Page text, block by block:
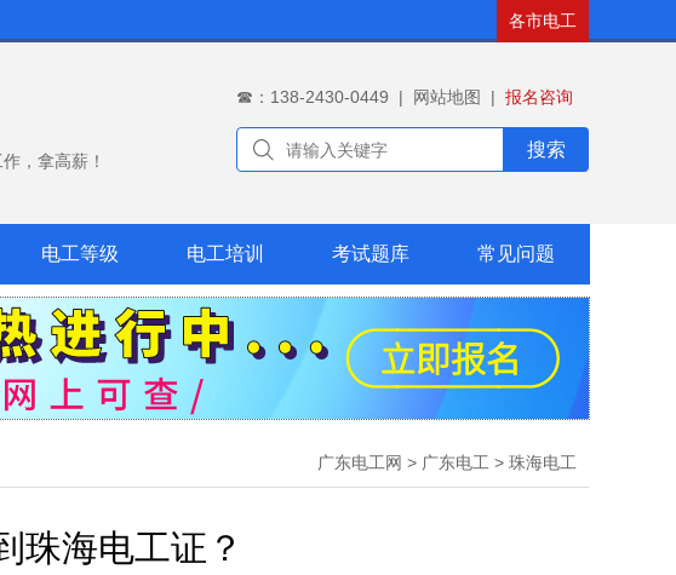
各市电工
，拿高薪！
☎：138-2430-0449 | 网站地图 | 报名咨询
搜索
电工等级 电工培训 考试题库 常见问题
广东电工网 > 广东电工 > 珠海电工
珠海电工证？